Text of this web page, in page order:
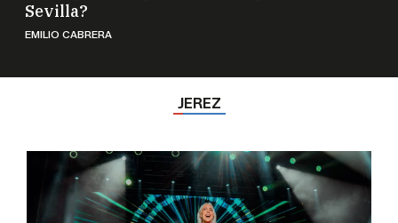
Sevilla?
EMILIO CABRERA
JEREZ